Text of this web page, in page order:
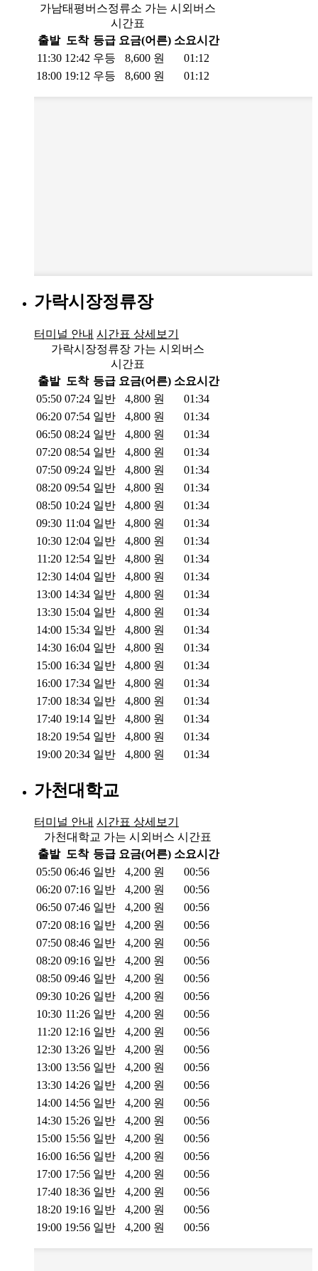
가남태평버스정류소 가는 시외버스
시간표
출발 도착 등급 요금(어른) 소요시간
11:30 12:42 우등 8,600 원
01:12
18:00 19:12 우등 8,600 원 01:12
가락시장정류장
터미널 안내 시간표 상세보기
가락시장정류장 가는 시외버스
시간표
출발 도착 등급 요금(어른) 소요시간
05:50 07:24 일반 4,800 원
01:34
06:20 07:54 일반 4,800 원
01:34
06:50 08:24 일반 4,800 원
01:34
07:20 08:54 일반 4,800 원
01:34
07:50 09:24 일반 4,800 원
01:34
08:20 09:54 일반 4,800 원
01:34
08:50 10:24 일반 4,800 원
01:34
09:30 11:04 일반 4,800 원
01:34
10:30 12:04 일반 4,800 원
01:34
11:20 12:54 일반 4,800 원
01:34
12:30 14:04 일반 4,800 원
01:34
13:00 14:34 일반 4,800 원
01:34
13:30 15:04 일반 4,800 원
01:34
14:00 15:34 일반 4,800 원
01:34
14:30 16:04 일반 4,800 원
01:34
15:00 16:34 일반 4,800 원
01:34
16:00 17:34 일반 4,800 원
01:34
17:00 18:34 일반 4,800 원
01:34
17:40 19:14 일반 4,800 원
01:34
18:20 19:54 일반 4,800 원
01:34
19:00 20:34 일반 4,800 원 01:34
가천대학교
터미널 안내 시간표 상세보기
가천대학교 가는 시외버스 시간표
출발 도착 등급 요금(어른) 소요시간
05:50 06:46 일반 4,200 원
00:56
06:20 07:16 일반 4,200 원
00:56
06:50 07:46 일반 4,200 원
00:56
07:20 08:16 일반 4,200 원
00:56
07:50 08:46 일반 4,200 원
00:56
08:20 09:16 일반 4,200 원
00:56
08:50 09:46 일반 4,200 원
00:56
09:30 10:26 일반 4,200 원
00:56
10:30 11:26 일반 4,200 원
00:56
11:20 12:16 일반 4,200 원
00:56
12:30 13:26 일반 4,200 원
00:56
13:00 13:56 일반 4,200 원
00:56
13:30 14:26 일반 4,200 원
00:56
14:00 14:56 일반 4,200 원
00:56
14:30 15:26 일반 4,200 원
00:56
15:00 15:56 일반 4,200 원
00:56
16:00 16:56 일반 4,200 원
00:56
17:00 17:56 일반 4,200 원
00:56
17:40 18:36 일반 4,200 원
00:56
18:20 19:16 일반 4,200 원
00:56
19:00 19:56 일반 4,200 원 00:56